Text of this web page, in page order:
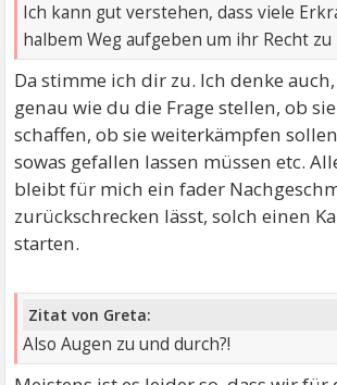
Ich kann gut verstehen, dass viele
halbem Weg aufgeben um ihr Recht
Da stimme ich dir zu. Ich denke
genau wie du die Frage stellen, ob
schaffen, ob sie weiterkämpfen
sowas gefallen lassen müssen etc.
bleibt für mich ein fader
zurückschrecken lässt, solch einen
starten.
Zitat von Greta:
Also Augen zu und durch?!